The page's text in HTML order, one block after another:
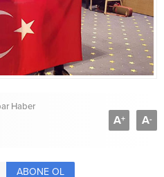
Haber
A+ A-
ABONE OL